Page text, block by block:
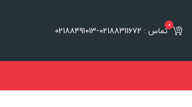
تماس : 02188311672-021884910130